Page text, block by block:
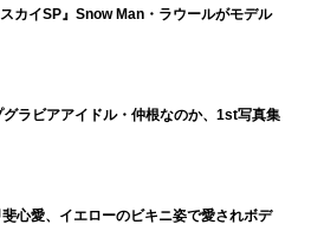
いた。TVに映る憧れのヒーロー
を悩ませる重大な秘密を抱えて
ゼントが届く―。
スカイSP』Snow Man・ラウールがモデル
グラビアアイドル・仲根なのか、1st写真集
心愛、イエローのビキニ姿で愛されボデ